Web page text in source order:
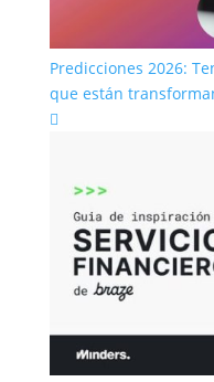
Predicciones 2026:
que están
